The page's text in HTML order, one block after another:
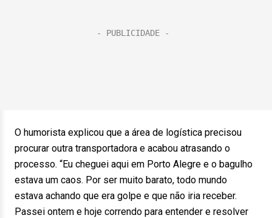
O humorista explicou que a área de logística precisou
procurar outra transportadora e acabou atrasando o
processo. “Eu cheguei aqui em Porto Alegre e o bagulho
estava um caos. Por ser muito barato, todo mundo
estava achando que era golpe e que não iria receber.
Passei ontem e hoje correndo para entender e resolver